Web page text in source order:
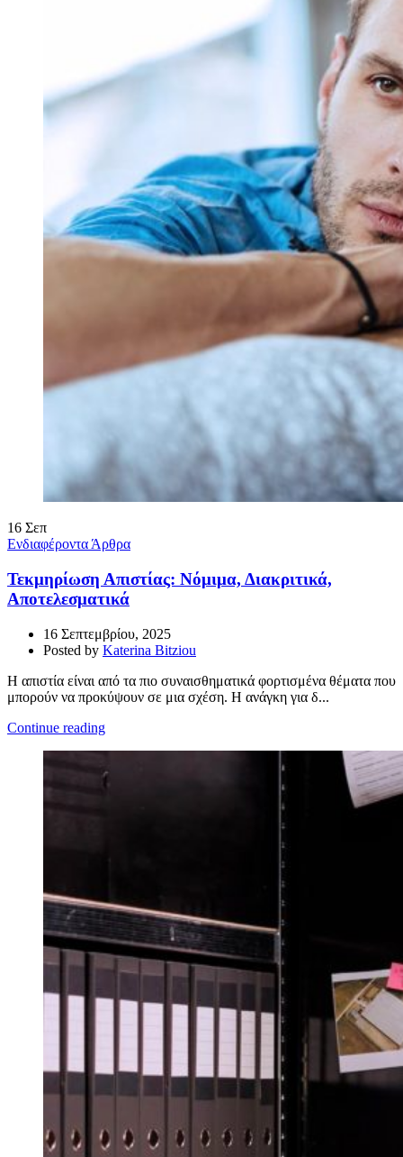
16 Σεπ
Ενδιαφέροντα Άρθρα
Τεκμηρίωση Απιστίας: Νόμιμα, Διακριτικά,
Αποτελεσματικά
16 Σεπτεμβρίου, 2025
Posted by Katerina Bitziou
Η απιστία είναι από τα πιο συναισθηματικά φορτισμένα θέματα που
μπορούν να προκύψουν σε μια σχέση. Η ανάγκη για δ...
Continue reading